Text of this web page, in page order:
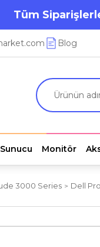
Tüm
Blog
Sunucu Monitör
3000 Series Dell